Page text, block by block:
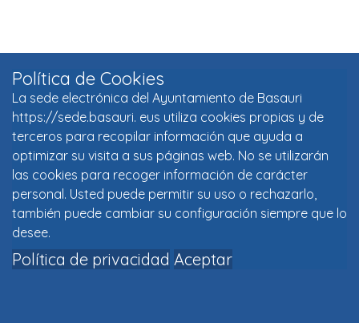
Política de Cookies
La sede electrónica del Ayuntamiento de Basauri
https://sede.basauri. eus utiliza cookies propias y de
terceros para recopilar información que ayuda a
optimizar su visita a sus páginas web. No se utilizarán
las cookies para recoger información de carácter
personal. Usted puede permitir su uso o rechazarlo,
también puede cambiar su configuración siempre que lo
desee.
Política de privacidad Aceptar